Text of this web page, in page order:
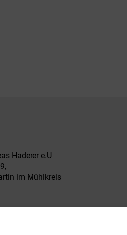
Haderer e.U
im Mühlkreis